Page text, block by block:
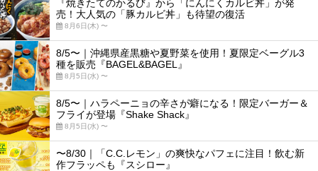
『焼きたてのかるび』から「にんにくカルビ丼」が発
売！大人気の「豚カルビ丼」も待望の復活
8月6日(木) 〜
8/5〜｜沖縄県産黒糖や夏野菜を使用！夏限定ベーグル3
種を販売『BAGEL&BAGEL』
8月5日(水) 〜
8/5〜｜ハラペーニョの辛さが癖になる！限定バーガー＆
フライが登場『Shake Shack』
8月5日(水) 〜
〜8/30｜「C.C.レモン」の爽快なパフェに注目！飲む新
作フラッペも『スシロー』